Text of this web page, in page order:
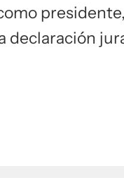
declaración